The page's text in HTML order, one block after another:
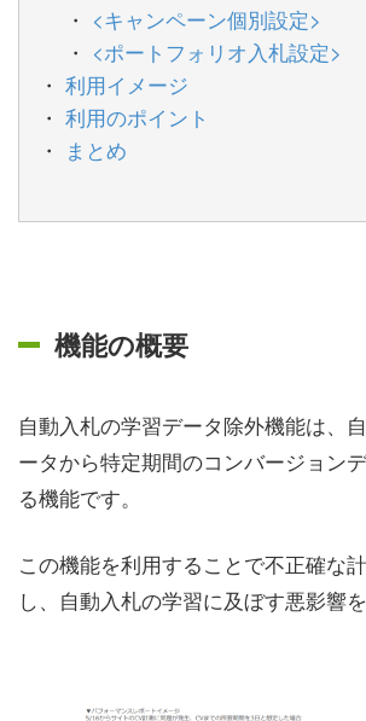
<キャンペーン個別設定>
<ポートフォリオ入札設定>
利用イメージ
利用のポイント
まとめ
機能の概要
自動入札の学習データ除外機能は、
ータから特定期間のコンバージョン
る機能です。
この機能を利用することで不正確な
し、自動入札の学習に及ぼす悪影響